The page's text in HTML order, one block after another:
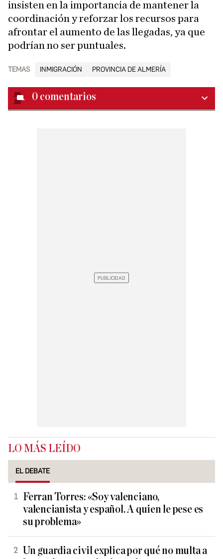
insisten en la importancia de mantener la
coordinación y reforzar los recursos para
afrontar el aumento de las llegadas, ya que
podrían no ser puntuales.
TEMAS INMIGRACIÓN PROVINCIA DE ALMERÍA
0 comentarios
LO MÁS LEÍDO
EL DEBATE
Ferran Torres: «Soy valenciano,
valencianista y español. A quien le pese es
su problema»
Un guardia civil explica por qué no multa a